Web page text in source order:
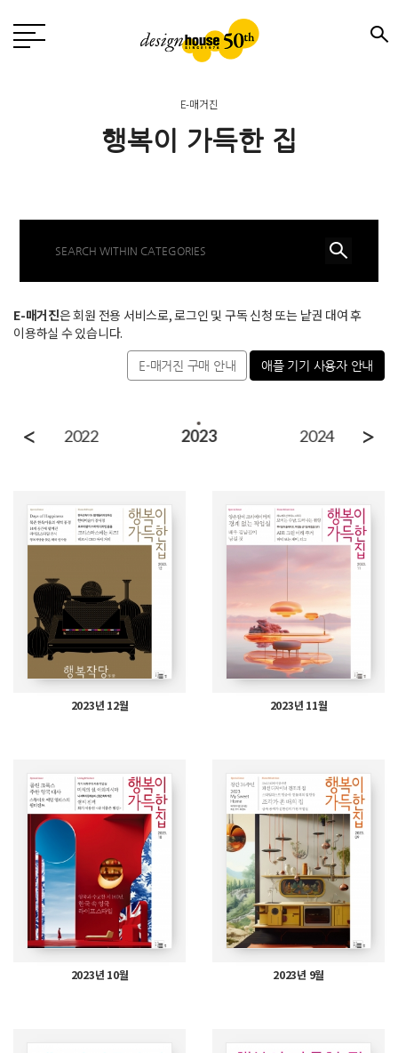
E-매거진
행복이 가득한 집
E-매거진은 회원 전용 서비스로, 로그인 및 구독 신청 또는 낱권 대여 후
이용하실 수 있습니다.
E-매거진 구매 안내 애플 기기 사용자 안내
2022 2023 2024 >
<
2023년 12월 2023년 11월
2023년 10월 2023년 9월